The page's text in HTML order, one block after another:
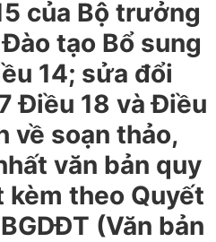
của Bộ trưởng
tạo Bổ sung
14; sửa đổi
Điều 18 và Điều
về soạn thảo,
văn bản quy
kèm theo Quyết
(Văn bản